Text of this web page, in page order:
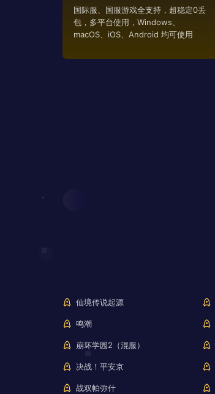
国际服、国服游戏全支持，超稳定0丢
包，多平台使用，Windows、
macOS、iOS、Android 均可使用
仙境传说起源
鸣潮
崩坏学园2（混服）
决战！平安京
战双帕弥什